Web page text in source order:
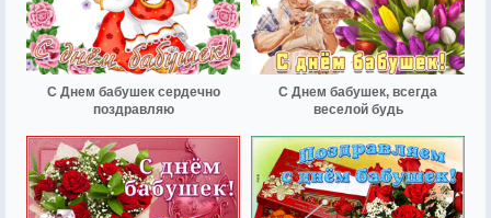
С Днем бабушек сердечно
поздравляю
С Днем бабушек, всегда
веселой будь